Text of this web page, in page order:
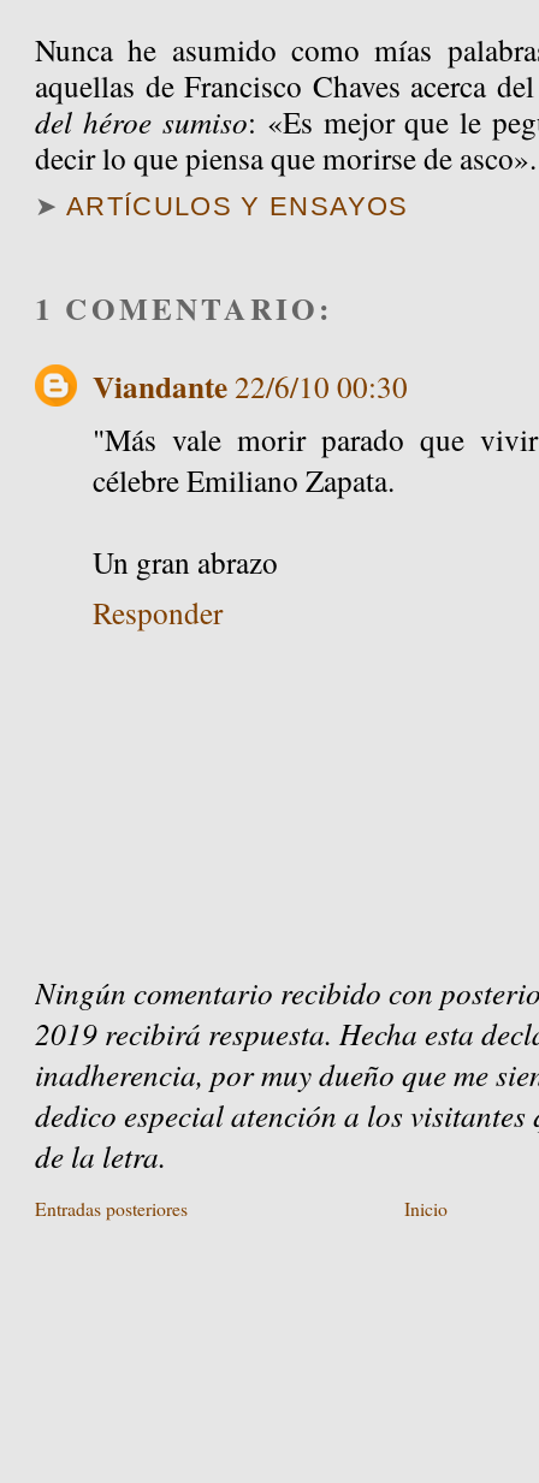
Nunca he asumido como mías
aquellas de Francisco Chaves acerca
del héroe sumiso: «Es mejor que le
decir lo que piensa que morirse de asco».
➤ ARTÍCULOS Y ENSAYOS
1 COMENTARIO:
Viandante22/6/10 00:30
"Más vale morir parado que
célebre Emiliano Zapata.
Un gran abrazo
Responder
Ningún comentario recibido con
2019 recibirá respuesta. Hecha esta
inadherencia, por muy dueño que me
dedico especial atención a los
de la letra.
Entradas posteriores Inicio